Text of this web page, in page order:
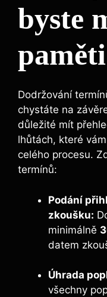
byste
paměti
Dodržování
⁣chystáte‍ na
důležité mít
lhůtách, které
celého ⁣procesu.
termínů:
Podání
zkoušku:
minimálně
datem
Úhrada
všechny